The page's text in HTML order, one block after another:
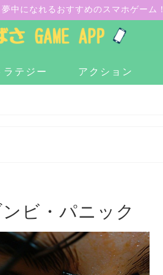
中になれるおすすめのスマホゲーム！
ラテジー アクション
ビ・パニック